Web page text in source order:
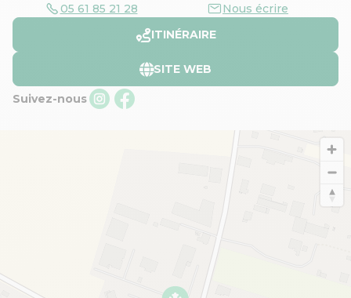
05 61 85 21 28
Nous écrire
ITINÉRAIRE
SITE WEB
Suivez-nous